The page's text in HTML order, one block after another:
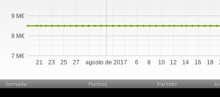
agosto de 2017
21 23 25 27 6 8 10 12 14 16 18
7 M€
8 M€
9 M€
Jornada Puntos Partido